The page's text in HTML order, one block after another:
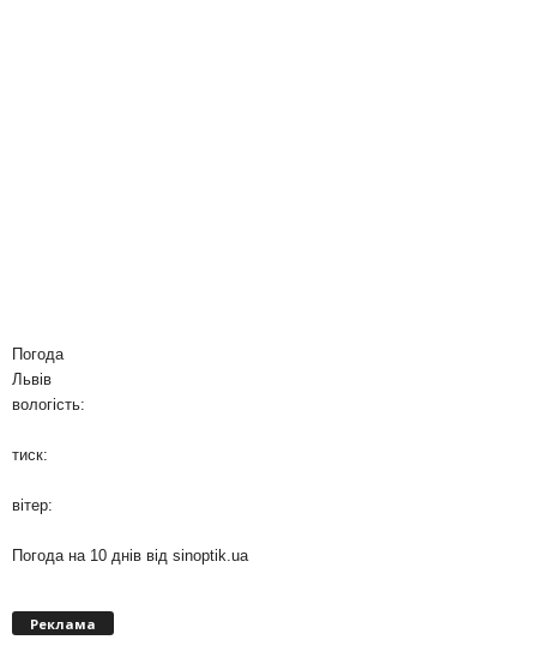
Погода
Львів
вологість:
тиск:
вітер:
Погода на 10 днів від sinoptik.ua
Реклама